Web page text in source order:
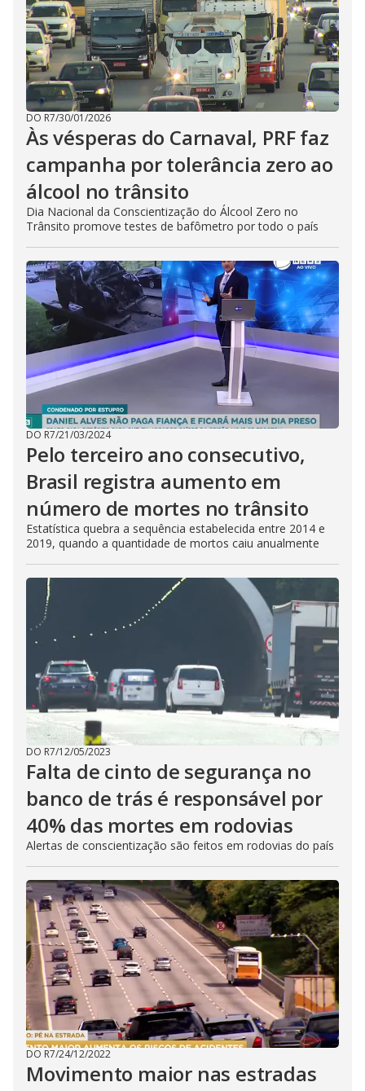
DO R7/30/01/2026
Às vésperas do Carnaval, PRF faz
campanha por tolerância zero ao
álcool no trânsito
Dia Nacional da Conscientização do Álcool Zero no
Trânsito promove testes de bafômetro por todo o país
DO R7/21/03/2024
Pelo terceiro ano consecutivo,
Brasil registra aumento em
número de mortes no trânsito
Estatística quebra a sequência estabelecida entre 2014 e
2019, quando a quantidade de mortos caiu anualmente
DO R7/12/05/2023
Falta de cinto de segurança no
banco de trás é responsável por
40% das mortes em rodovias
Alertas de conscientização são feitos em rodovias do país
DO R7/24/12/2022
Movimento maior nas estradas